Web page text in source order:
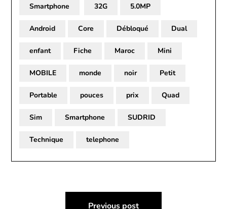
Smartphone 32G 5.0MP
Android Core Débloqué Dual
enfant Fiche Maroc Mini
MOBILE monde noir Petit
Portable pouces prix Quad
Sim Smartphone SUDRID
Technique telephone
Previous post